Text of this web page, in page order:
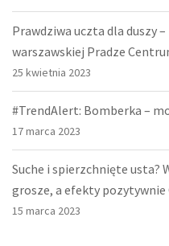
Prawdziwa uczta dla duszy
warszawskiej Pradze
25 kwietnia 2023
#TrendAlert: Bomberka –
17 marca 2023
Suche i spierzchnięte usta?
grosze, a efekty pozytywnie
15 marca 2023